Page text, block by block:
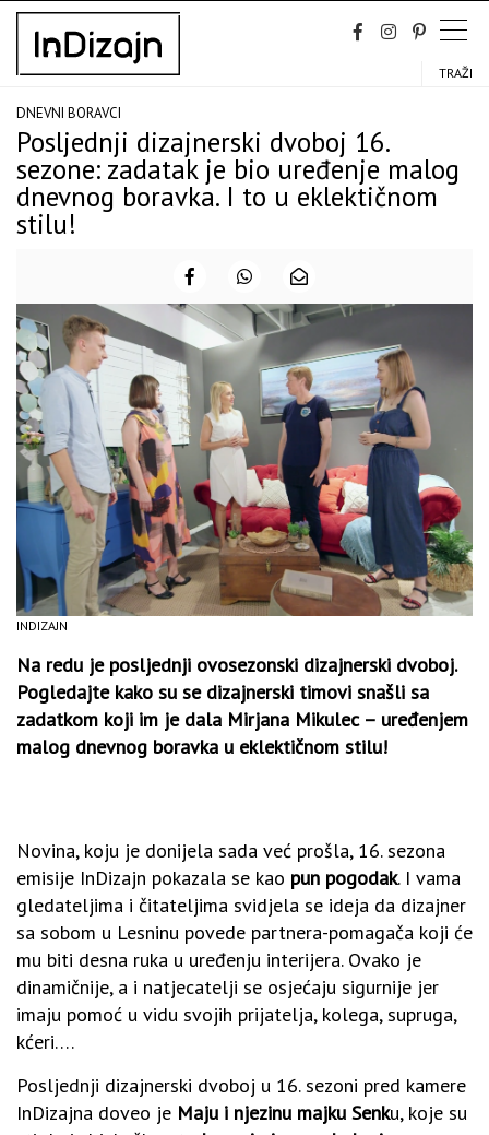
Skip
content
TRAŽI
DNEVNI BORAVCI
Posljednji dizajnerski dvoboj 16.
sezone: zadatak je bio uređenje malog
dnevnog boravka. I to u eklektičnom
stilu!
INDIZAJN
Na redu je posljednji ovosezonski dizajnerski dvoboj.
Pogledajte kako su se dizajnerski timovi snašli sa
zadatkom koji im je dala Mirjana Mikulec – uređenjem
malog dnevnog boravka u eklektičnom stilu!
Novina, koju je donijela sada već prošla, 16. sezona
emisije InDizajn pokazala se kao pun pogodak. I vama
gledateljima i čitateljima svidjela se ideja da dizajner
sa sobom u Lesninu povede partnera-pomagača koji će
mu biti desna ruka u uređenju interijera. Ovako je
dinamičnije, a i natjecatelji se osjećaju sigurnije jer
imaju pomoć u vidu svojih prijatelja, kolega, supruga,
kćeri….
Posljednji dizajnerski dvoboj u 16. sezoni pred kamere
InDizajna doveo je Maju i njezinu majku Senku, koje su